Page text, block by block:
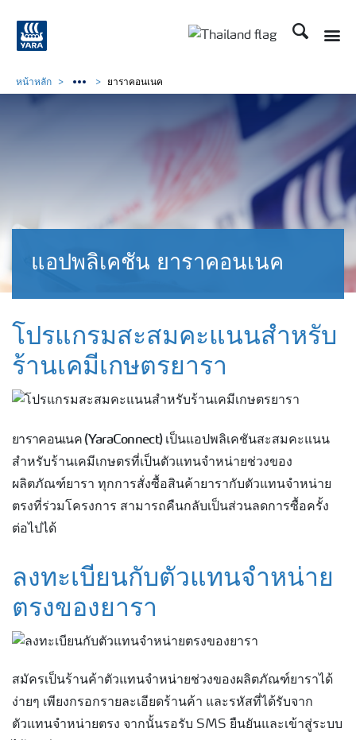
ค้นหา
แอปพลิเคชัน ยาราคอนเนค
หน้าหลัก ยาราคอนเนค
โปรแกรมสะสมคะแนนสำหรับ
ร้านเคมีเกษตรยารา
ยาราคอนเนค (YaraConnect) เป็นแอปพลิเคชันสะสมคะแนน
สำหรับร้านเคมีเกษตรที่เป็นตัวแทนจำหน่ายช่วงของ
ผลิตภัณฑ์ยารา ทุกการสั่งซื้อสินค้ายารากับตัวแทนจำหน่าย
ตรงที่ร่วมโครงการ สามารถคืนกลับเป็นส่วนลดการซื้อครั้ง
ต่อไปได้
ลงทะเบียนกับตัวแทนจำหน่าย
ตรงของยารา
สมัครเป็นร้านค้าตัวแทนจำหน่ายช่วงของผลิตภัณฑ์ยาราได้
ง่ายๆ เพียงกรอกรายละเอียดร้านค้า และรหัสที่ได้รับจาก
ตัวแทนจำหน่ายตรง จากนั้นรอรับ SMS ยืนยันและเข้าสู่ระบบ